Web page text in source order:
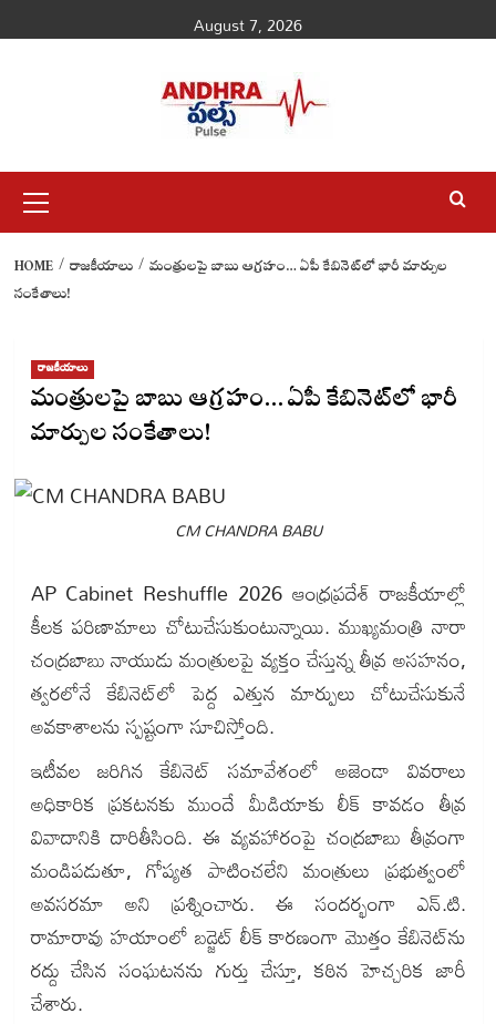
to
August 7, 2026
Menu
HOME రాజకీయాలు
మంత్రులపై బాబు ఆగ్రహం… ఏపీ కేబినెట్‌లో భారీ మార్పుల
సంకేతాలు!
రాజకీయాలు
మంత్రులపై బాబు ఆగ్రహం… ఏపీ కేబినెట్‌లో భారీ
మార్పుల సంకేతాలు!
CM CHANDRA BABU
AP Cabinet Reshuffle 2026 ఆంధ్రప్రదేశ్ రాజకీయాల్లో
కీలక పరిణామాలు చోటుచేసుకుంటున్నాయి. ముఖ్యమంత్రి నారా
చంద్రబాబు నాయుడు మంత్రులపై వ్యక్తం చేస్తున్న తీవ్ర అసహనం,
త్వరలోనే కేబినెట్‌లో పెద్ద ఎత్తున మార్పులు చోటుచేసుకునే
అవకాశాలను స్పష్టంగా సూచిస్తోంది.
ఇటీవల జరిగిన కేబినెట్ సమావేశంలో అజెండా వివరాలు
అధికారిక ప్రకటనకు ముందే మీడియాకు లీక్ కావడం తీవ్ర
వివాదానికి దారితీసింది. ఈ వ్యవహారంపై చంద్రబాబు తీవ్రంగా
మండిపడుతూ, గోప్యత పాటించలేని మంత్రులు ప్రభుత్వంలో
అవసరమా అని ప్రశ్నించారు. ఈ సందర్భంగా ఎన్.టి.
రామారావు హయాంలో బడ్జెట్ లీక్ కారణంగా మొత్తం కేబినెట్‌ను
రద్దు చేసిన సంఘటనను గుర్తు చేస్తూ, కఠిన హెచ్చరిక జారీ
చేశారు.